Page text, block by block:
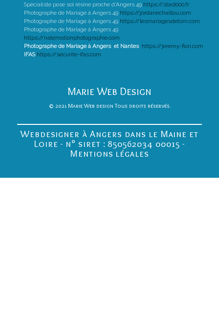
Spécialiste pose sol résine proche d’Angers 49 https://star2000.fr
Photographe de Mariage à Angers 49 https://jordanechaillou.com
Photographe de Mariage à Angers 49 https://lesmariagesdetom.com
Photographe de Mariage à Angers 49
https://natemotionphotographie.com
Photographe de Mariage à Angers et Nantes https://jeremy-fiori.com
IFAS https://securite-ifas.com
Marie Web Design
© 2021 Marie Web design Tous droits réservés.
Webdesigner à Angers dans le Maine et
Loire - n° siret : 850562034 00015 -
Mentions légales